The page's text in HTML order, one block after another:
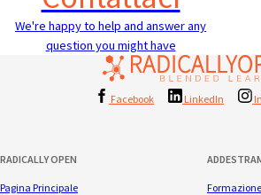
We're happy to help and answer any
question you might have
Facebook LinkedIn
RADICALLY OPEN
Pagina Principale